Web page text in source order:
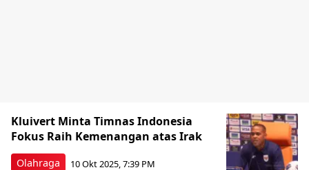
Olahraga
Kluivert Minta Timnas Indonesia
Fokus Raih Kemenangan atas Irak
10 Okt 2025, 7:39 PM